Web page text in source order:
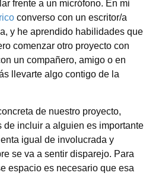
frente a un micrófono. En mi
converso con un escritor/a
y he aprendido habilidades que
comenzar otro proyecto con
un compañero, amigo o en
llevarte algo contigo de la
de nuestro proyecto,
de incluir a alguien es importante
igual de involucrada y
se va a sentir disparejo. Para
espacio es necesario que esa